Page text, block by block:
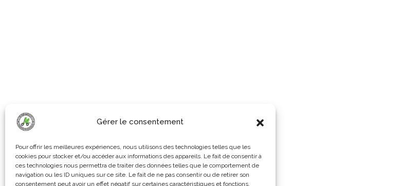
Gérer le consentement
Pour offrir les meilleures expériences, nous utilisons des technologies telles que les
cookies pour stocker et/ou accéder aux informations des appareils. Le fait de consentir à
ces technologies nous permettra de traiter des données telles que le comportement de
navigation ou les ID uniques sur ce site. Le fait de ne pas consentir ou de retirer son
consentement peut avoir un effet négatif sur certaines caractéristiques et fonctions.